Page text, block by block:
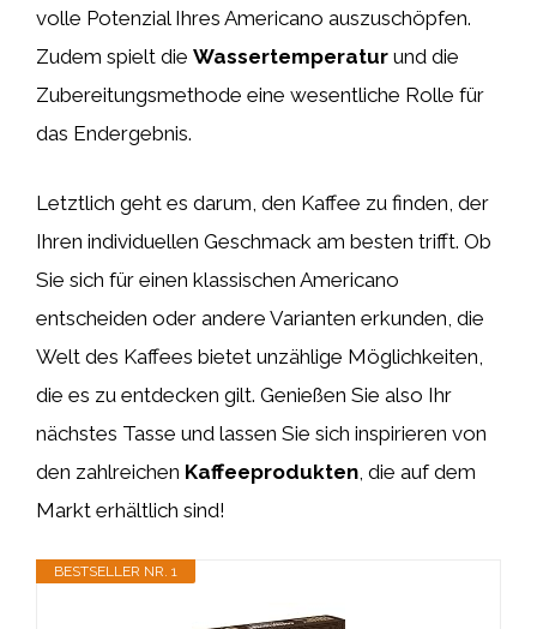
volle Potenzial Ihres Americano auszuschöpfen.
Zudem spielt die Wassertemperatur und die
Zubereitungsmethode eine wesentliche Rolle für
das Endergebnis.
Letztlich geht es darum, den Kaffee zu finden, der
Ihren individuellen Geschmack am besten trifft. Ob
Sie sich für einen klassischen Americano
entscheiden oder andere Varianten erkunden, die
Welt des Kaffees bietet unzählige Möglichkeiten,
die es zu entdecken gilt. Genießen Sie also Ihr
nächstes Tasse und lassen Sie sich inspirieren von
den zahlreichen Kaffeeprodukten , die auf dem
Markt erhältlich sind!
BESTSELLER NR. 1